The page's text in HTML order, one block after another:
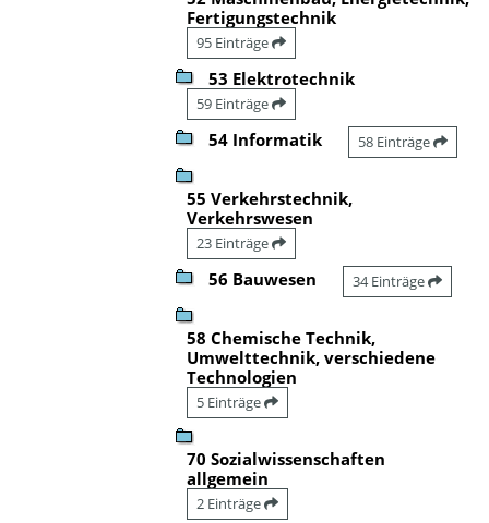
Fertigungstechnik
95 Einträge
53 Elektrotechnik
59 Einträge
54 Informatik 58 Einträge
55 Verkehrstechnik,
Verkehrswesen
23 Einträge
56 Bauwesen 34 Einträge
58 Chemische Technik,
Umwelttechnik, verschiedene
Technologien
5 Einträge
70 Sozialwissenschaften
allgemein
2 Einträge